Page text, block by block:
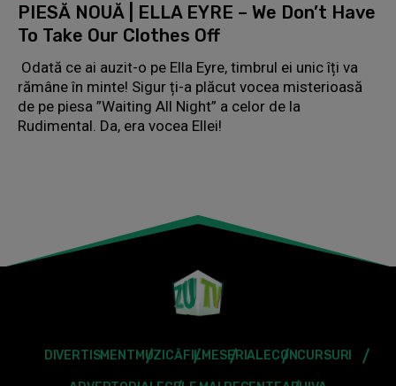
PIESĂ NOUĂ | ELLA EYRE – We Don’t Have
To Take Our Clothes Off
Odată ce ai auzit-o pe Ella Eyre, timbrul ei unic îți va
rămâne în minte! Sigur ți-a plăcut vocea misterioasă
de pe piesa ”Waiting All Night” a celor de la
Rudimental. Da, era vocea Ellei!
DIVERTISMENT MUZICĂFILMESERIALECONCURSURI